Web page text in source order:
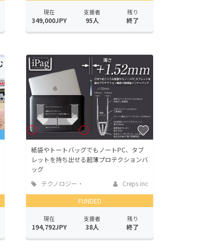
現在
349,000JPY
支援者
95人
残り
終了
紙袋やトートバッグでもノートPC、タブ
レットを持ち出せる超薄プロテクションバ
ッグ
テクノロジー・
ガジェット
Creps inc
FUNDED
現在
194,792JPY
支援者
38人
残り
終了